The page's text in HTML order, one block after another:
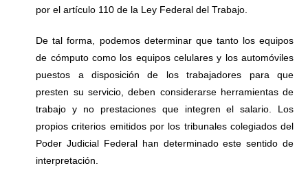
por el artículo 110 de la Ley Federal del Trabajo.
De tal forma, podemos determinar que tanto los equipos
de cómputo como los equipos celulares y los automóviles
puestos a disposición de los trabajadores para que
presten su servicio, deben considerarse herramientas de
trabajo y no prestaciones que integren el salario. Los
propios criterios emitidos por los tribunales colegiados del
Poder Judicial Federal han determinado este sentido de
interpretación.